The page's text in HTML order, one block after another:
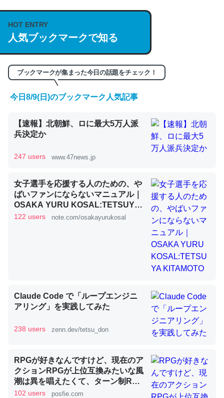
説してる記事が少ないので貴重な良記事。/続編来た
https://isobe324649.hatenablog.com/entry/2023/03/27
/064121
─GPTの仕組みと限界についての考察（１） - conceptualization
くらい。小説でいう「ずっと前の伏線」は回収されないけ
ど、短期記憶というには多い分量。進化すればするほど分
昆虫ってカルシウム少ないのか。知らんかった。調べたら
コオロギのカルシウム分はエビの600分の1程度。
─ニュース :: 【研究発表】昆虫学の大問題＝「昆虫はなぜ海にいな
論文では「淡水はカルシウムも酸素も不足してて両方に不
利だから両方が拮抗してるのでは」とあって面白い。海に
ずキチンを強化してる筈だが、酵素が違うのか？
─ニュース :: 【研究発表】昆虫学の大問題＝「昆虫はなぜ海にいな
いのか」に関する新仮説
HOT ENTRY
人気ブックマークで知る
ブックマークが集まった今日の話題をチェック！
今日8/9(日)のブックマーク人気記事
【速報】北朝鮮、ロに最大5万人派
兵決定か
247 users www.47news.jp
女子選手を応援する人のための、や
ばいファンにならないマニュアル｜
OSAKA YURU KOSAL:TETSUYA
KITAMOTO
122 users note.com/osakayurukosal
Claude Code で「ループエンジニ
アリング」を実践してみた
238 users zenn.dev/tetsu_don
RPGが好きなんですけど、現在のア
クションRPGが上位互換みたいな風
潮は異を唱えたくて、ターン制RPG
にはターン制の良さがあると思って
102 users posfie.com